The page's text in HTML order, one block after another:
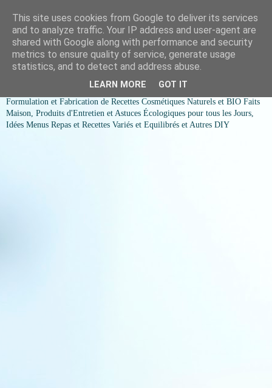
COSMESSENCE BIO Recettes
cosmetiques naturels et Bio et
idées menus variés et équilibrés
Formulation et Fabrication de Recettes Cosmétiques Naturels et BIO Faits
Maison, Produits d'Entretien et Astuces Écologiques pour tous les Jours,
Idées Menus Repas et Recettes Variés et Equilibrés et Autres DIY
This site uses cookies from Google to deliver its services
and to analyze traffic. Your IP address and user-agent are
shared with Google along with performance and security
metrics to ensure quality of service, generate usage
statistics, and to detect and address abuse.
LEARN MORE GOT IT